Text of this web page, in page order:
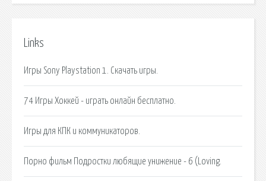
Links
Игры Sony Playstation 1. Скачать игры.
74 Игры Хоккей - играть онлайн бесплатно.
Игры для КПК и коммуникаторов.
Порно фильм Подростки любящие унижение - 6 (Loving.